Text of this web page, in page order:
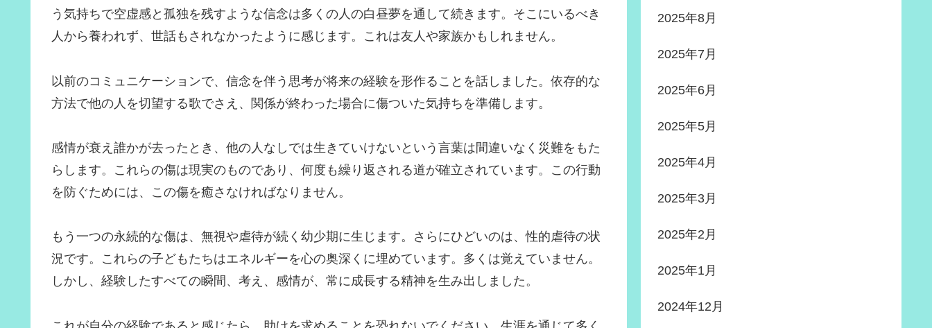
う気持ちで空虚感と孤独を残すような信念は多くの人の白昼夢を通して続きます。そこにいるべき
人から養われず、世話もされなかったように感じます。これは友人や家族かもしれません。
以前のコミュニケーションで、信念を伴う思考が将来の経験を形作ることを話しました。依存的な
方法で他の人を切望する歌でさえ、関係が終わった場合に傷ついた気持ちを準備します。
感情が衰え誰かが去ったとき、他の人なしでは生きていけないという言葉は間違いなく災難をもた
らします。これらの傷は現実のものであり、何度も繰り返される道が確立されています。この行動
を防ぐためには、この傷を癒さなければなりません。
もう一つの永続的な傷は、無視や虐待が続く幼少期に生じます。さらにひどいのは、性的虐待の状
況です。これらの子どもたちはエネルギーを心の奥深くに埋めています。多くは覚えていません。
しかし、経験したすべての瞬間、考え、感情が、常に成長する精神を生み出しました。
2025年8月
2025年7月
2025年6月
2025年5月
2025年4月
2025年3月
2025年2月
2025年1月
2024年12月